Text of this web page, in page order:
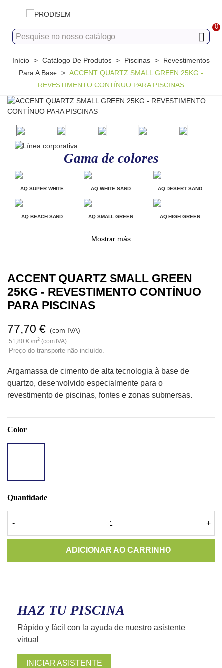
0
Início > Catálogo De Produtos > Piscinas >
Revestimentos
Para A Base > ACCENT QUARTZ SMALL GREEN 25KG -
REVESTIMENTO CONTÍNUO PARA PISCINAS
Gama de colores
AQ SUPER WHITE AQ WHITE SAND AQ DESERT SAND
AQ BEACH SAND AQ SMALL GREEN AQ HIGH GREEN
Mostrar más
ACCENT QUARTZ SMALL GREEN
25KG - REVESTIMENTO CONTÍNUO
PARA PISCINAS
77,70 € (com IVA)
51,80 € /m2 (com IVA)
Preço do transporte não incluído.
Argamassa de cimento de alta tecnologia à base de
quartzo, desenvolvido especialmente para o
revestimento de piscinas, fontes e zonas submersas.
Color
GREEN
Quantidade
- +
ADICIONAR AO CARRINHO
HAZ TU PISCINA
Rápido y fácil con la ayuda de nuestro asistente
virtual
INICIAR ASISTENTE